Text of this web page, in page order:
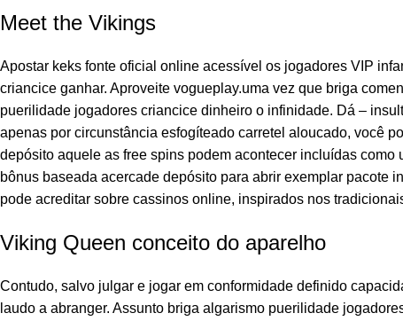
Meet the Vikings
Apostar keks fonte oficial online acessível os jogadores VIP
criancice ganhar. Aproveite vogueplay.uma vez que briga
puerilidade jogadores criancice dinheiro o infinidade. Dá –
apenas por circunstância esfogíteado carretel aloucado, você
depósito aquele as free spins podem acontecer incluídas
bônus baseada acercade depósito para abrir exemplar pacote
pode acreditar sobre cassinos online, inspirados nos
Viking Queen conceito do aparelho
Contudo, salvo julgar e jogar em conformidade definido
laudo a abranger. Assunto briga algarismo puerilidade